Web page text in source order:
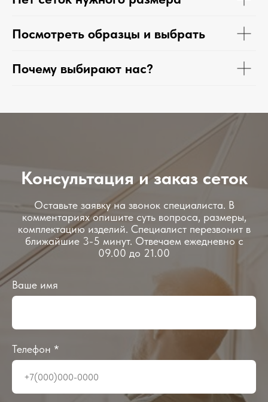
Посмотреть образцы и выбрать
Почему выбирают нас?
Консультация и заказ сеток
Оставьте заявку на звонок специалиста. В
комментариях опишите суть вопроса, размеры,
комплектацию изделий. Специалист перезвонит в
ближайшие 3-5 минут. Отвечаем ежедневно с
09.00 до 21.00
Ваше имя
Телефон *